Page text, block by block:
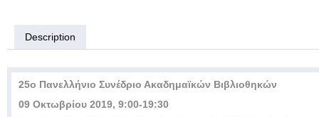
Description
25ο Πανελλήνιο Συνέδριο Ακαδημαϊκών Βιβλιοθηκών
09 Οκτωβρίου 2019, 9:00-19:30